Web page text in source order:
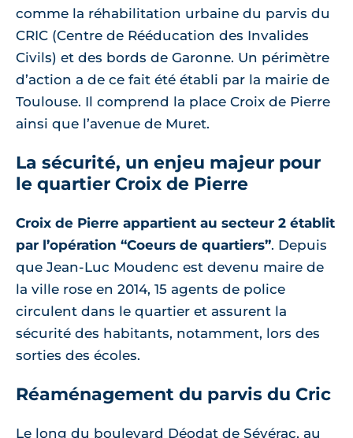
comme la réhabilitation urbaine du parvis du
CRIC (Centre de Rééducation des Invalides
Civils) et des bords de Garonne. Un périmètre
d’action a de ce fait été établi par la mairie de
Toulouse. Il comprend la place Croix de Pierre
ainsi que l’avenue de Muret.
La sécurité, un enjeu majeur pour
le quartier Croix de Pierre
Croix de Pierre appartient au secteur 2 établit
par l’opération “Coeurs de quartiers”. Depuis
que Jean-Luc Moudenc est devenu maire de
la ville rose en 2014, 15 agents de police
circulent dans le quartier et assurent la
sécurité des habitants, notamment, lors des
sorties des écoles.
Réaménagement du parvis du Cric
Le long du boulevard Déodat de Sévérac, au